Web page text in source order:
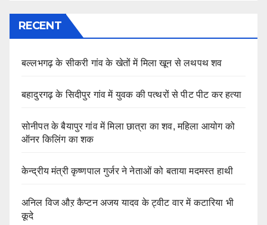
RECENT
बल्लभगढ़ के सीकरी गांव के खेतों में मिला खून से लथपथ शव
बहादुरगढ़ के सिदीपुर गांव में युवक की पत्थरों से पीट पीट कर हत्या
सोनीपत के बैयापुर गांव में मिला छात्रा का शव, महिला आयोग को
ऑनर किलिंग का शक
केन्द्रीय मंत्री कृष्णपाल गुर्जर ने नेताओं को बताया मदमस्त हाथी
अनिल विज औऱ कैप्टन अजय यादव के ट्वीट वार में कटारिया भी
कूदे